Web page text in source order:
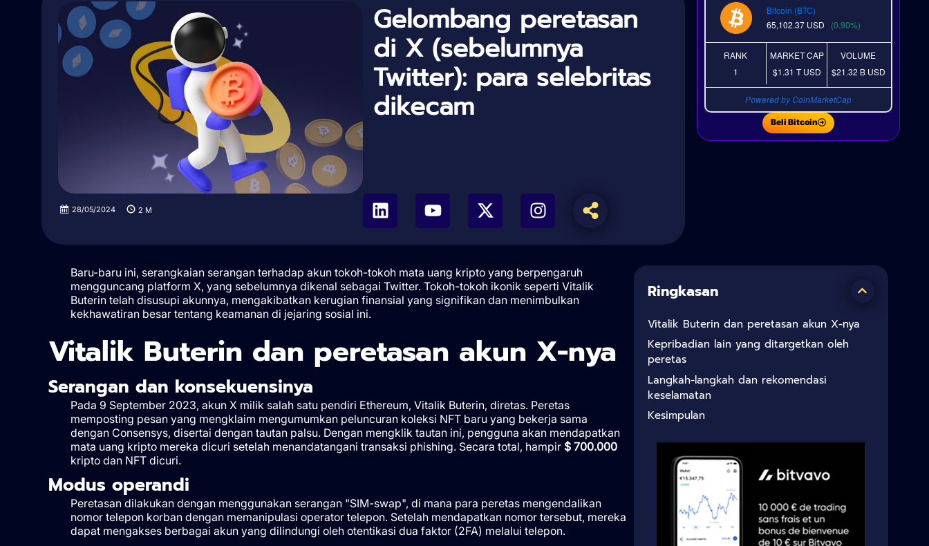
Gelombang peretasan
di X (sebelumnya
Twitter): para selebritas
dikecam
28/05/2024 2 M
Bitcoin (BTC)
65,102.37 USD (0.90%)
RANK
1
MARKET CAP
$1.31 TUSD
VOLUME
$21.32 B USD
Powered by CoinMarketCap
Beli Bitcoin
Baru-baru ini, serangkaian serangan terhadap akun tokoh-tokoh mata uang kripto yang berpengaruh
mengguncang platform X, yang sebelumnya dikenal sebagai Twitter. Tokoh-tokoh ikonik seperti Vitalik
Buterin telah disusupi akunnya, mengakibatkan kerugian finansial yang signifikan dan menimbulkan
kekhawatiran besar tentang keamanan di jejaring sosial ini.
Vitalik Buterin dan peretasan akun X-nya
Serangan dan konsekuensinya
Pada 9 September 2023, akun X milik salah satu pendiri Ethereum, Vitalik Buterin, diretas. Peretas
memposting pesan yang mengklaim mengumumkan peluncuran koleksi NFT baru yang bekerja sama
dengan Consensys, disertai dengan tautan palsu. Dengan mengklik tautan ini, pengguna akan mendapatkan
mata uang kripto mereka dicuri setelah menandatangani transaksi phishing. Secara total, hampir$ 700.000
kripto dan NFT dicuri.
Modus operandi
Peretasan dilakukan dengan menggunakan serangan "SIM-swap", di mana para peretas mengendalikan
nomor telepon korban dengan memanipulasi operator telepon. Setelah mendapatkan nomor tersebut, mereka
dapat mengakses berbagai akun yang dilindungi oleh otentikasi dua faktor (2FA) melalui telepon.
Ringkasan
Vitalik Buterin dan peretasan akun X-nya
Kepribadian lain yang ditargetkan oleh
peretas
Langkah-langkah dan rekomendasi
keselamatan
Kesimpulan